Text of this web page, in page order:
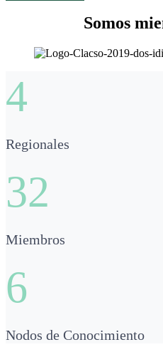
Somos
4
Regionales
32
Miembros
6
Nodos de Conocimiento